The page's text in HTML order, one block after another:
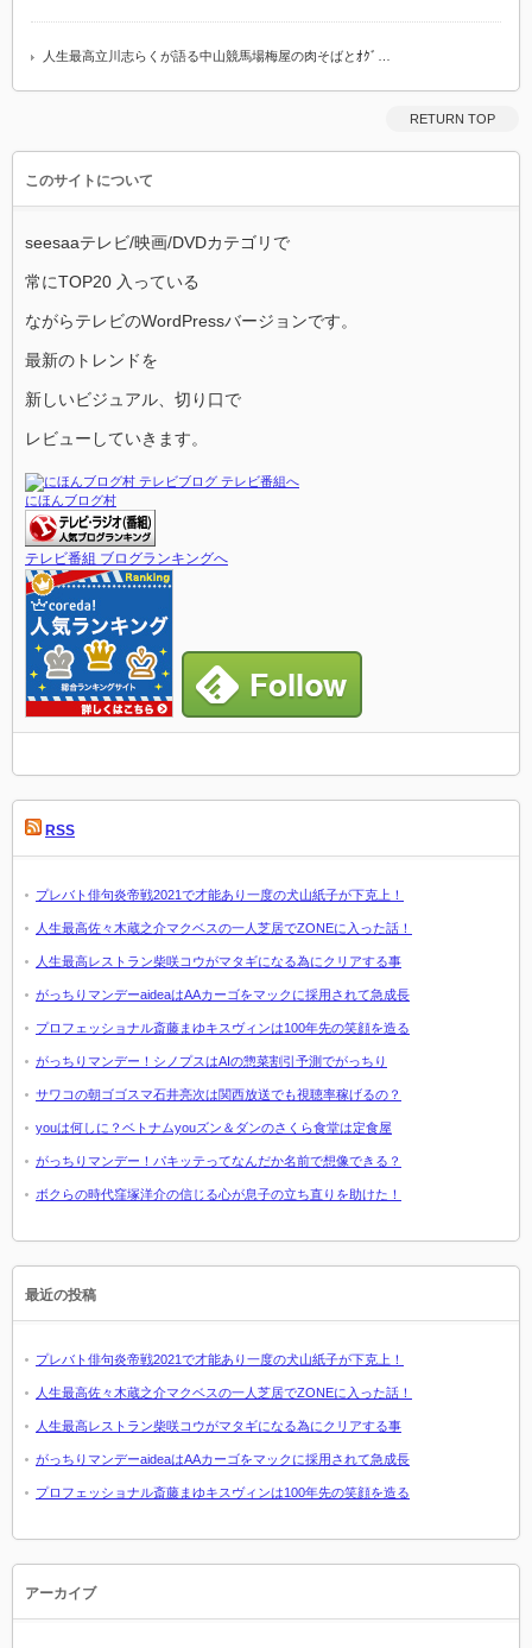
人生最高立川志らくが語る中山競馬場梅屋の肉そばとｵｸﾞ…
RETURN TOP
このサイトについて
seesaaテレビ/映画/DVDカテゴリで
常にTOP20 入っている
ながらテレビのWordPressバージョンです。
最新のトレンドを
新しいビジュアル、切り口で
レビューしていきます。
にほんブログ村
テレビ番組 ブログランキングへ
RSS
プレバト俳句炎帝戦2021で才能あり一度の犬山紙子が下克上！
人生最高佐々木蔵之介マクベスの一人芝居でZONEに入った話！
人生最高レストラン柴咲コウがマタギになる為にクリアする事
がっちりマンデーaideaはAAカーゴをマックに採用されて急成長
プロフェッショナル斎藤まゆキスヴィンは100年先の笑顔を造る
がっちりマンデー！シノプスはAIの惣菜割引予測でがっちり
サワコの朝ゴゴスマ石井亮次は関西放送でも視聴率稼げるの？
youは何しに？ベトナムyouズン＆ダンのさくら食堂は定食屋
がっちりマンデー！パキッテってなんだか名前で想像できる？
ボクらの時代窪塚洋介の信じる心が息子の立ち直りを助けた！
最近の投稿
プレバト俳句炎帝戦2021で才能あり一度の犬山紙子が下克上！
人生最高佐々木蔵之介マクベスの一人芝居でZONEに入った話！
人生最高レストラン柴咲コウがマタギになる為にクリアする事
がっちりマンデーaideaはAAカーゴをマックに採用されて急成長
プロフェッショナル斎藤まゆキスヴィンは100年先の笑顔を造る
アーカイブ